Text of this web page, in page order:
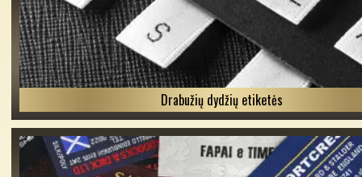
Drabužių dydžių etiketės